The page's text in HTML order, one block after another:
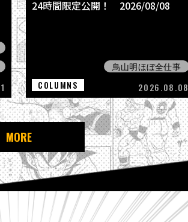
24時間限定公開！ 2026/08/08
鳥山明ほぼ全仕事
COLUMNS
2026.08.08
MORE